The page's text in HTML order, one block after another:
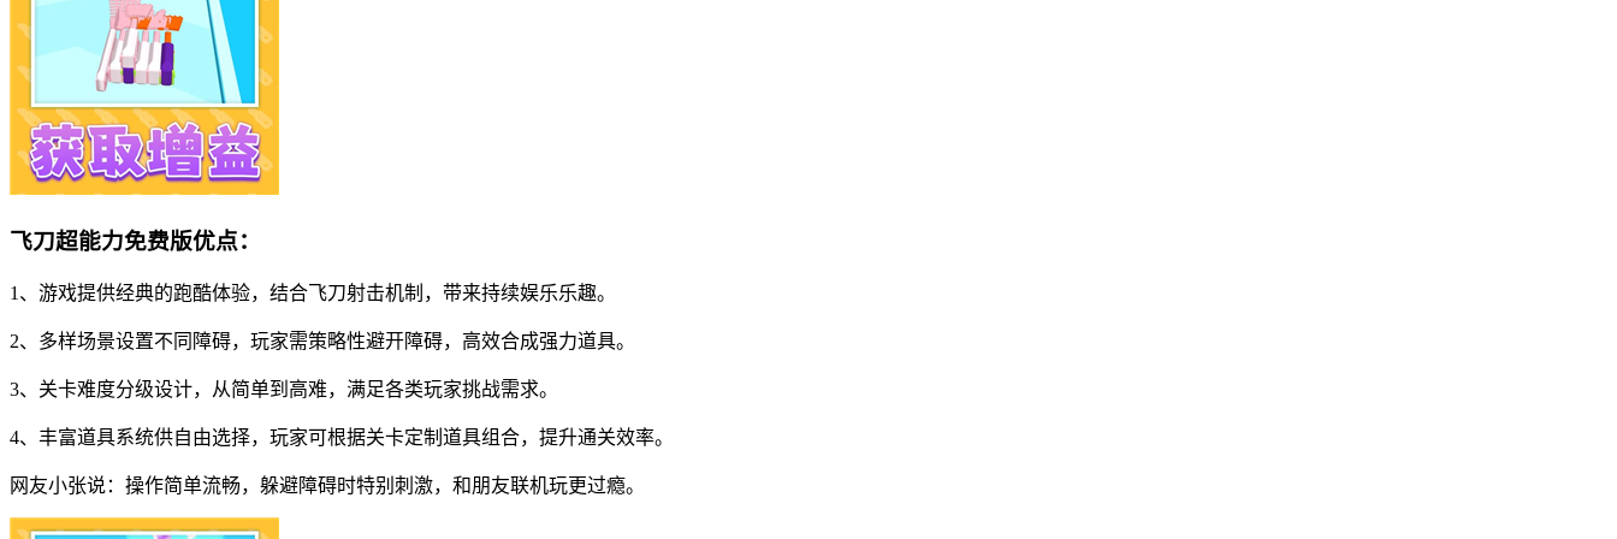
飞刀超能力免费版优点：
1、游戏提供经典的跑酷体验，结合飞刀射击机制，带来持续娱乐乐趣。
2、多样场景设置不同障碍，玩家需策略性避开障碍，高效合成强力道具。
3、关卡难度分级设计，从简单到高难，满足各类玩家挑战需求。
4、丰富道具系统供自由选择，玩家可根据关卡定制道具组合，提升通关效率。
网友小张说：操作简单流畅，躲避障碍时特别刺激，和朋友联机玩更过瘾。